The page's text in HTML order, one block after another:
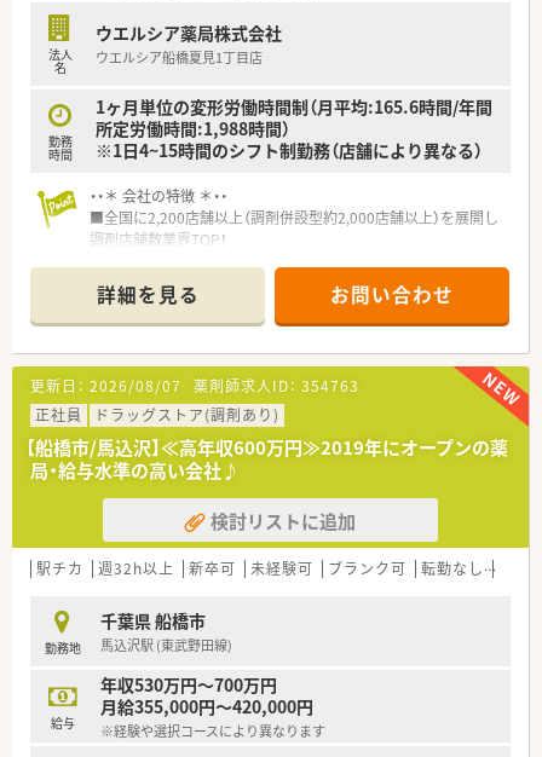
法人
名
ウエルシア薬局株式会社
ウエルシア船橋夏見1丁目店
勤務
時間
1ヶ月単位の変形労働時間制（月平均:165.6時間/年間
所定労働時間:1,988時間）
※1日4~15時間のシフト制勤務（店舗により異なる）
・・＊ 会社の特徴 ＊・・
■全国に2,200店舗以上（調剤併設型約2,000店舗以上）を展開し
調剤店舗数業界TOP！
頑張り次第で高給与も可能！
■経験や勤務コースによりますが、経験の少ない方でも500万前
半スタートと業界TOP水準！
■職種や職域に合わせ、豊富な社内研修や外部組織と連携した研
修を用意されています
■薬剤師が中心の会社だからこそ活躍できるキャリアパスが多
種多様に用意されています。
■店舗拡大に伴い、エリアマネジャーや営業部長等のマネジメン
トのポジションも増えます。
■在宅や教育等の専門性を活かせるスペシャリストを目指すこ
とも可能です。
■その他にも、管理部門や商品部門等の本社スタッフなど活動領
域は多種多様です。
■在宅実施店舗は年々増加しており、在宅医療へもしっかりと関
■育児休暇は3歳まで取得が可能で、時短制度は小学5年生まで
時短勤務ができるよう変更予定です。
■年間休日が120日とワークライフバランスが整っています
■日用品から常備薬まで、従業員割引制度など嬉しいメリットも
たくさんあります！
詳細を見る お問い合わせ
更新日： 2026/08/07 薬剤師求人ID： 354763
正社員
ドラッグストア(調剤あり)
【船橋市/馬込沢】≪高年収600万円≫2019年にオープンの薬
局・給与水準の高い会社♪
検討リストに追加
駅チカ 週32h以上 新卒可 未経験可 ブランク可 転勤なし
勤務地
千葉県 船橋市
馬込沢駅 (東武野田線)
給与
年収530万円～700万円
月給355,000円～420,000円
※経験や選択コースにより異なります